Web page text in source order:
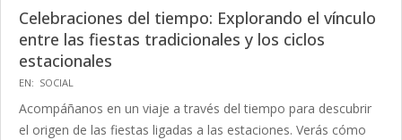
Celebraciones del tiempo: Explorando el vínculo
entre las fiestas tradicionales y los ciclos
estacionales
2024-
06-
19
EN: SOCIAL
Acompáñanos en un viaje a través del tiempo para descubrir
el origen de las fiestas ligadas a las estaciones. Verás cómo